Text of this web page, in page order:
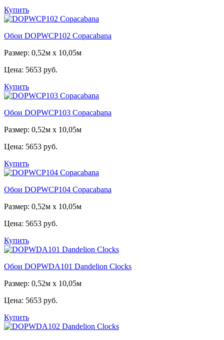
Купить
Обои DOPWCP102 Copacabana
Размер: 0,52м x 10,05м
Цена: 5653 руб.
Купить
Обои DOPWCP103 Copacabana
Размер: 0,52м x 10,05м
Цена: 5653 руб.
Купить
Обои DOPWCP104 Copacabana
Размер: 0,52м x 10,05м
Цена: 5653 руб.
Купить
Обои DOPWDA101 Dandelion Clocks
Размер: 0,52м x 10,05м
Цена: 5653 руб.
Купить